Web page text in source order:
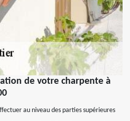
de votre charpente à
au niveau des parties supérieures